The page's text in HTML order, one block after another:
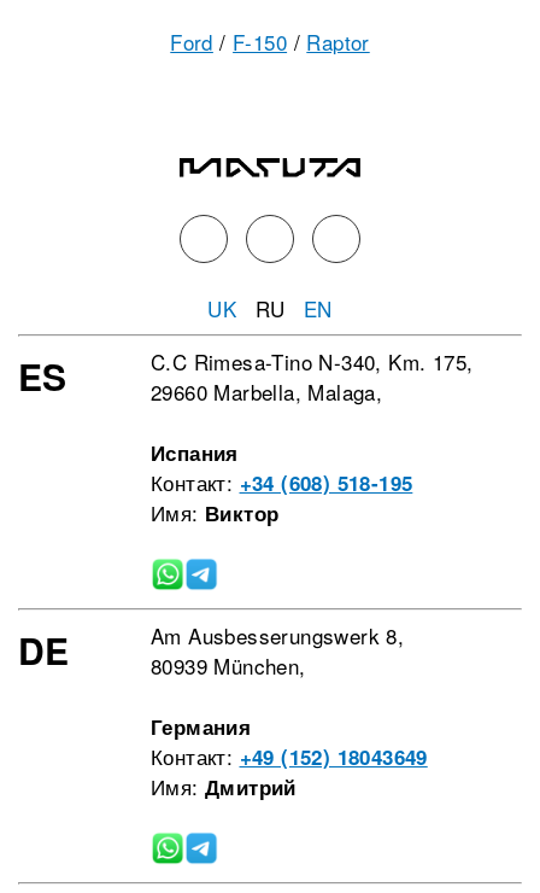
Ford / F-150 / Raptor
UK RU EN
ES
C.C Rimesa-Tino N-340, Km. 175,
29660 Marbella, Malaga,
Испания
Контакт: +34 (608) 518-195
Имя: Виктор
DE
Am Ausbesserungswerk 8,
80939 München,
Германия
Контакт: +49 (152) 18043649
Имя: Дмитрий